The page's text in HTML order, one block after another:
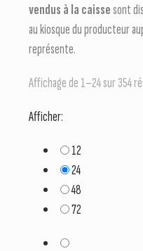
vendus à la caissesont
au kiosque du producteur
représente.
Affichage de 1–24 sur 354
Afficher:
12
24
48
72